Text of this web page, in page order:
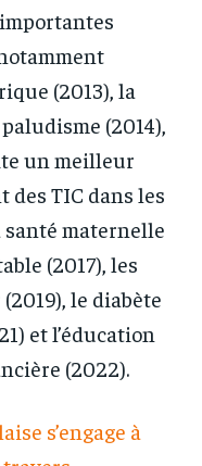
(2013), la
(2014),
un meilleur
des TIC dans les
santé maternelle
(2017), les
le diabète
et l’éducation
(2022).
s’engage à